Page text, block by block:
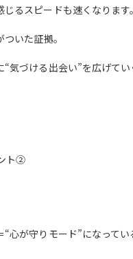
じるスピードも速くなります。
いた証拠。
“気づける出会い”を広げて
ト②
“心が守りモード”になって